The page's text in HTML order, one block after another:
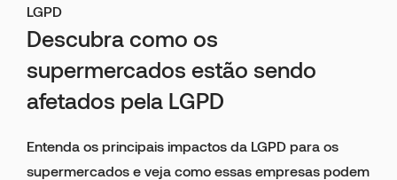
LGPD
Descubra como os
supermercados estão sendo
afetados pela LGPD
Entenda os principais impactos da LGPD para os
supermercados e veja como essas empresas podem